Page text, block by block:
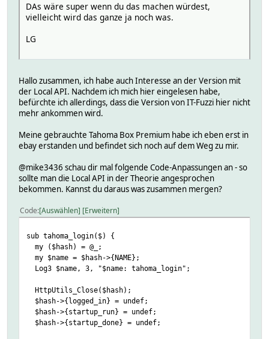
DAs wäre super wenn du das machen würdest,
vielleicht wird das ganze ja noch was.
LG
Hallo zusammen, ich habe auch Interesse an der Version mit
der Local API. Nachdem ich mich hier eingelesen habe,
befürchte ich allerdings, dass die Version von IT-Fuzzi hier nicht
mehr ankommen wird.
Meine gebrauchte Tahoma Box Premium habe ich eben erst in
ebay erstanden und befindet sich noch auf dem Weg zu mir.
@mike3436 schau dir mal folgende Code-Anpassungen an - so
sollte man die Local API in der Theorie angesprochen
bekommen. Kannst du daraus was zusammen mergen?
Code Auswählen Erweitern
sub tahoma_login($) {
my ($hash) = @_;
my $name = $hash->{NAME};
Log3 $name, 3, "$name: tahoma_login";
HttpUtils_Close($hash);
$hash->{logged_in} = undef;
$hash->{startup_run} = undef;
$hash->{startup_done} = undef;